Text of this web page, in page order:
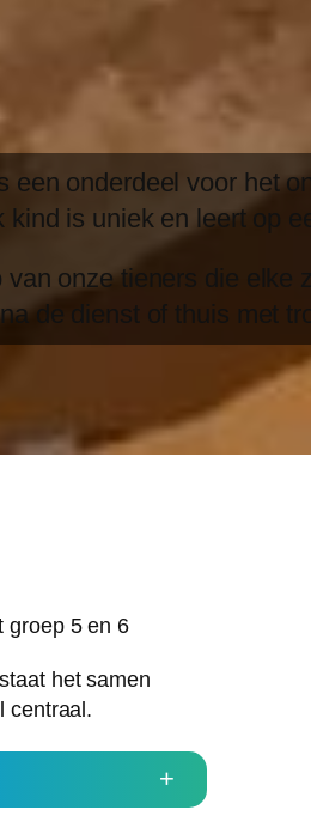
een onderdeel voor het
kind is uniek en leert op
van onze tieners die elke
de dienst of thuis met
groep 5 en 6
het samen
centraal.
+